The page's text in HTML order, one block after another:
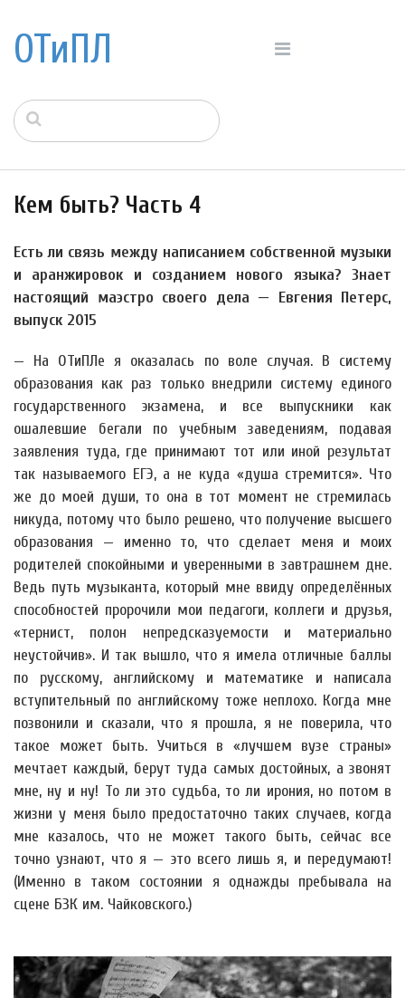
ОТиПЛ
Кем быть? Часть 4
Есть ли связь между написанием собственной музыки
и аранжировок и созданием нового языка? Знает
настоящий маэстро своего дела — Евгения Петерс,
выпуск 2015
— На ОТиПЛе я оказалась по воле случая. В систему
образования как раз только внедрили систему единого
государственного экзамена, и все выпускники как
ошалевшие бегали по учебным заведениям, подавая
заявления туда, где принимают тот или иной результат
так называемого ЕГЭ, а не куда «душа стремится». Что
же до моей души, то она в тот момент не стремилась
никуда, потому что было решено, что получение высшего
образования — именно то, что сделает меня и моих
родителей спокойными и уверенными в завтрашнем дне.
Ведь путь музыканта, который мне ввиду определённых
способностей пророчили мои педагоги, коллеги и друзья,
«тернист, полон непредсказуемости и материально
неустойчив». И так вышло, что я имела отличные баллы
по русскому, английскому и математике и написала
вступительный по английскому тоже неплохо. Когда мне
позвонили и сказали, что я прошла, я не поверила, что
такое может быть. Учиться в «лучшем вузе страны»
мечтает каждый, берут туда самых достойных, а звонят
мне, ну и ну! То ли это судьба, то ли ирония, но потом в
жизни у меня было предостаточно таких случаев, когда
мне казалось, что не может такого быть, сейчас все
точно узнают, что я — это всего лишь я, и передумают!
(Именно в таком состоянии я однажды пребывала на
сцене БЗК им. Чайковского.)